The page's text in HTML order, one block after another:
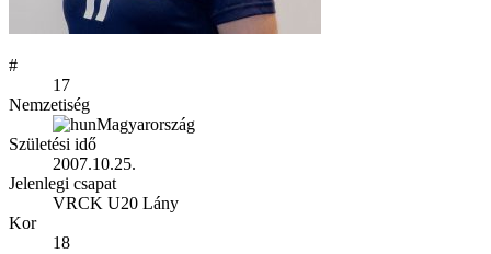
#
17
Nemzetiség
Magyarország
Születési idő
2007.10.25.
Jelenlegi csapat
VRCK U20 Lány
Kor
18